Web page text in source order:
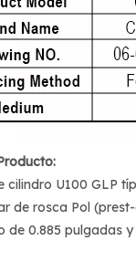
cilindro U100 GLP
de rosca Pol
de 0.885 pulgadas y